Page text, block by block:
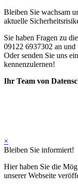
Bleiben Sie wachsam
aktuelle
Sie haben Fragen zu
09122 6937302 an und
Oder senden Sie uns
kennenzulernen!
Ihr Team von
×
Bleiben Sie informiert!
Hier haben Sie die
unserer Webseite